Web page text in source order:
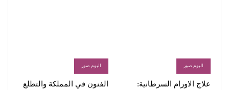
البوم صور
علاج الاورام السرطانية:
البوم صور
الفنون في المملكة والتطلع